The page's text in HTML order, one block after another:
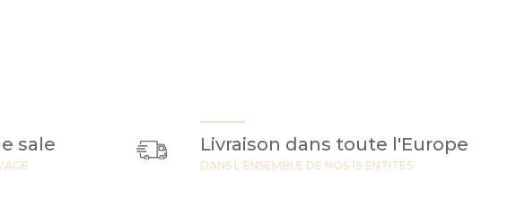
sale Livraison dans toute l'Europe
DANS L'ENSEMBLE DE NOS 19 ENTITES